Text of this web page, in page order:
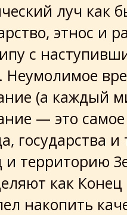
луч как
этнос и
с
Неумолимое
(а каждый
— это самое
государства
и территорию
как
накопить